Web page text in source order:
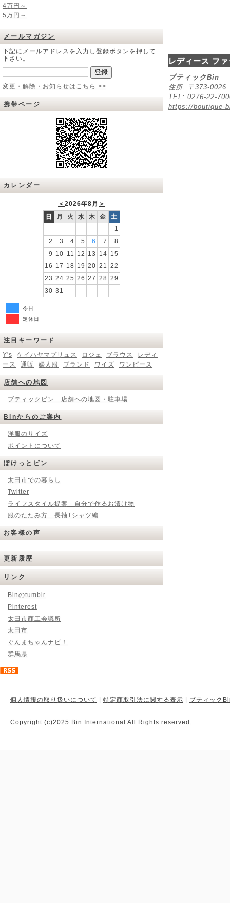
4万円～
5万円～
メールマガジン
下記にメールアドレスを入力し登録ボタンを押して
下さい。
変更・解除・お知らせはこちら >>
携帯ページ
カレンダー
＜ 2026年8月 ＞
日
月 火 水 木 金
土
1
2
3 4 5 6 7
8
9 10 11 12 13 14 15
16 17 18 19 20 21 22
23 24 25 26 27 28 29
30 31
今日
定休日
注目キーワード
Y's
ケイハヤマプリュス ロジェ ブラウス
レディ
ース
通販 婦人服 ブランド ワイズ ワンピース
店舗への地図
ブティックビン 店舗への地図・駐車場
Binからのご案内
洋服のサイズ
ポイントについて
ぽけっとビン
太田市での暮らし
Twitter
ライフスタイル提案 - 自分で作るお漬け物
服のたたみ方 長袖Tシャツ編
お客様の声
更新履歴
リンク
Binのtumblr
Pinterest
太田市商工会議所
太田市
ぐんまちゃんナビ！
群馬県
レディース フ
ブティックBin
住所: 〒373-
TEL: 0276-22-
https://boutique-
個人情報の取り扱いについて 特定商取引法に関する表示 ブティック
Copyright (c)2025 Bin International All Rights reserved.